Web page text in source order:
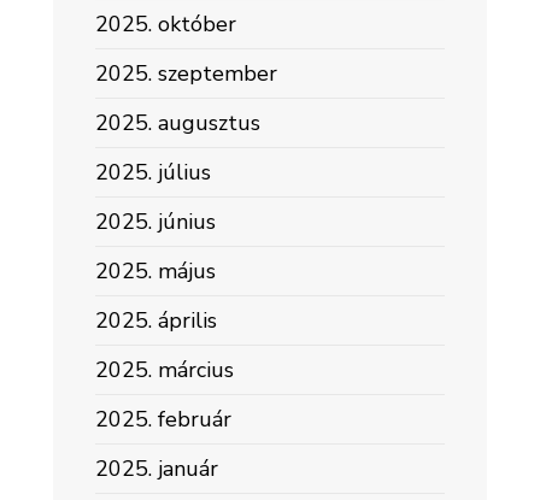
2025. október
2025. szeptember
2025. augusztus
2025. július
2025. június
2025. május
2025. április
2025. március
2025. február
2025. január